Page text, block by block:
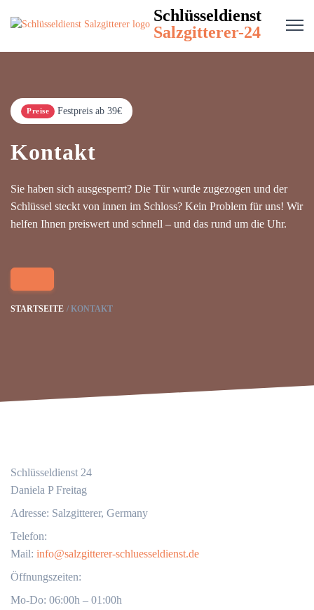
Schlüsseldienst
Salzgitterer-24
Preise Festpreis ab 39€
Kontakt
Sie haben sich ausgesperrt? Die Tür wurde zugezogen und der
Schlüssel steckt von innen im Schloss? Kein Problem für uns! Wir
helfen Ihnen preiswert und schnell – und das rund um die Uhr.
STARTSEITE KONTAKT
Schlüsseldienst 24
Daniela P Freitag
Adresse: Salzgitterer, Germany
Telefon:
Mail: info@salzgitterer-schluesseldienst.de
Öffnungszeiten:
Mo-Do: 06:00h – 01:00h